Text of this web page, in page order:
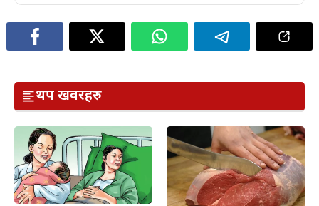
थप खवरहरु